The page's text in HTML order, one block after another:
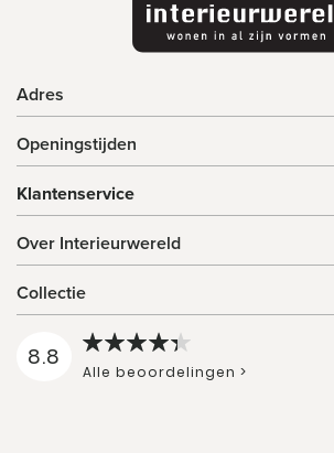
Adres
Openingstijden
Klantenservice
Over Interieurwereld
Collectie
8.8
Alle beoordelingen >